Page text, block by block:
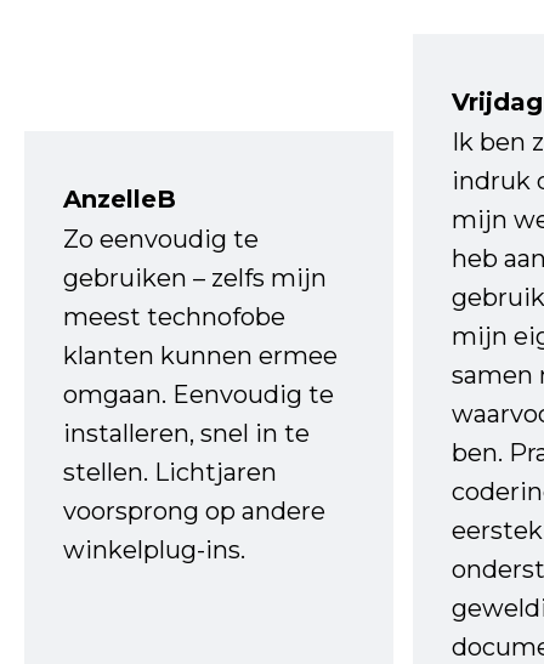
AnzelleB
Zo eenvoudig te
gebruiken – zelfs mijn
meest technofobe
klanten kunnen ermee
omgaan. Eenvoudig te
installeren, snel in te
stellen. Lichtjaren
voorsprong op andere
winkelplug-ins.
Ik ben
indruk
mijn
heb
mijn
samen
ben.